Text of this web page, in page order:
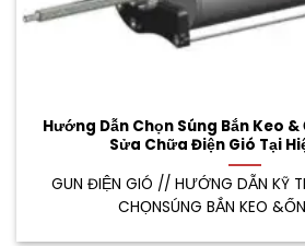
Hướng Dẫn Chọn Súng Bắn Keo
Sửa Chữa Điện Gió Tại
GUN ĐIỆN GIÓ // HƯỚNG DẪN KỸ
CHỌNSÚNG BẮN KEO